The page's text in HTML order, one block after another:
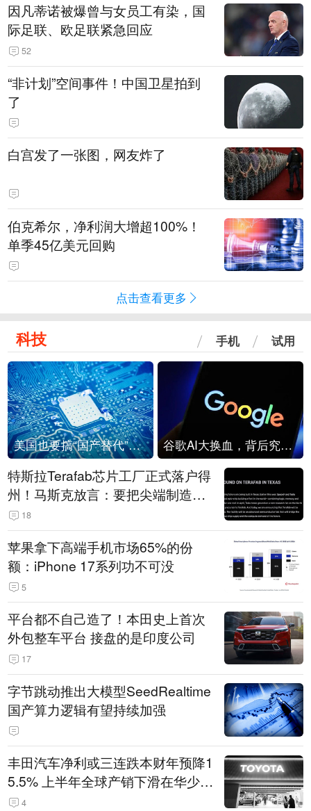
因凡蒂诺被爆曾与女员工有染，国
际足联、欧足联紧急回应
52
“非计划”空间事件！中国卫星拍到
了
白宫发了一张图，网友炸了
伯克希尔，净利润大增超100%！
单季45亿美元回购
点击查看更多
科技 手机 试用
美国也要搞“国产替代”？先算清三笔账 谷歌AI大换血，背后究竟发生了什么？
特斯拉Terafab芯片工厂正式落户得
州！马斯克放言：要把尖端制造带
回美国
18
苹果拿下高端手机市场65%的份
额：iPhone 17系列功不可没
5
平台都不自己造了！本田史上首次
外包整车平台 接盘的是印度公司
17
字节跳动推出大模型SeedRealtime
国产算力逻辑有望持续加强
丰田汽车净利或三连跌本财年预降1
5.5% 上半年全球产销下滑在华少卖
14.3万辆
4